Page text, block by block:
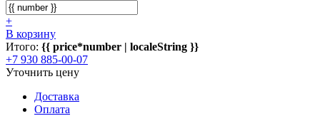
+
В корзину
Итого: {{ price*number | localeString }}
+7 930 885-00-07
Уточнить цену
Доставка
Оплата